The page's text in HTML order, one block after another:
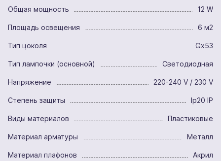
Общая мощность 12 W
Площадь освещения 6 м2
Тип цоколя Gx53
Тип лампочки (основной) Светодиодная
Напряжение 220-240 V / 230 V
Степень защиты Ip20 IP
Виды материалов Пластиковые
Материал арматуры Металл
Материал плафонов Акрил